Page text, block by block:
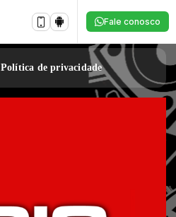
Fale conosco
Política de privacidade